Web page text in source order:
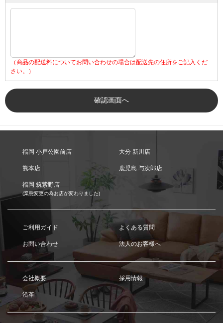
（商品の配送料についてお問い合わせの場合は配送先の住所をご記入くだ
さい。）
福岡 小戸公園前店 大分 新川店
熊本店 鹿児島 与次郎店
福岡 筑紫野店
(業態変更の為お店が変わりました)
ご利用ガイド よくある質問
お問い合わせ 法人のお客様へ
会社概要 採用情報
沿革